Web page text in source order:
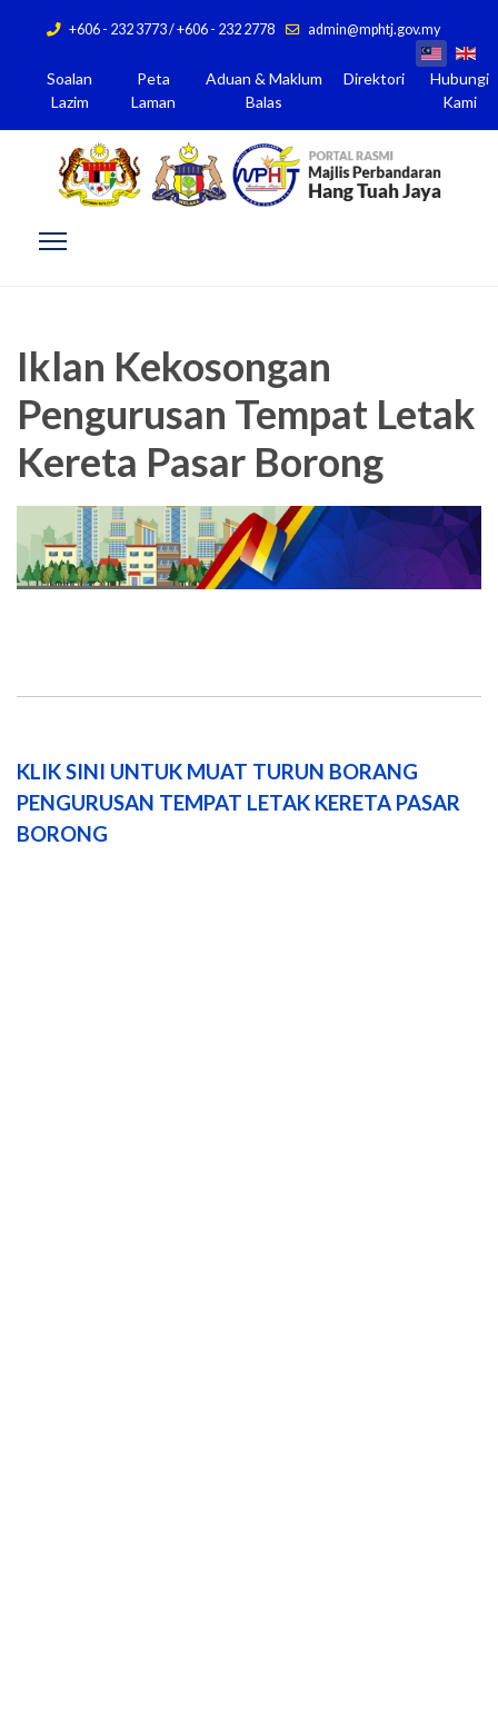
+606 - 232 3773 / +606 - 232 2778 admin@mphtj.gov.my
Soalan
Lazim
Peta
Laman
Aduan & Maklum
Balas
Direktori
Hubungi
Kami
Iklan Kekosongan
Pengurusan Tempat Letak
Kereta Pasar Borong
KLIK SINI UNTUK MUAT TURUN BORANG
PENGURUSAN TEMPAT LETAK KERETA PASAR
BORONG